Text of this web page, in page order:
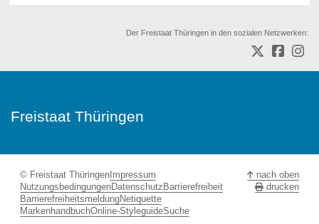
Der Freistaat Thüringen in den sozialen Netzwerken:
Freistaat Thüringen
© Freistaat ThüringenImpressum
NutzungsbedingungenDatenschutzBarrierefreiheit
BarrierefreiheitsmeldungNetiquette
MarkenhandbuchOnline-StyleguideSuche
nach oben
drucken